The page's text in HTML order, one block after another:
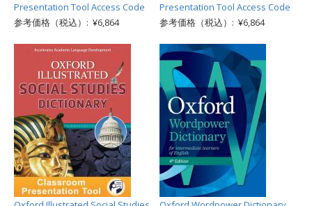
Presentation Tool Access Code
参考価格（税込）: ¥6,864
Presentation Tool Access Code
参考価格（税込）: ¥6,864